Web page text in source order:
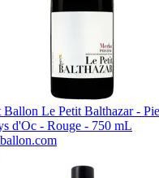
Ballon Le Petit Balthazar -
d'Oc - Rouge - 750 mL